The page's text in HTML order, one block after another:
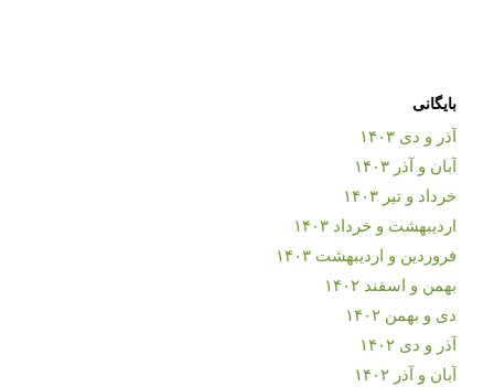
بایگانی
آذر و دی ۱۴۰۳
آبان و آذر ۱۴۰۳
خرداد و تیر ۱۴۰۳
اردیبهشت و خرداد ۱۴۰۳
فروردین و اردیبهشت ۱۴۰۳
بهمن و اسفند ۱۴۰۲
دی و بهمن ۱۴۰۲
آذر و دی ۱۴۰۲
آبان و آذر ۱۴۰۲